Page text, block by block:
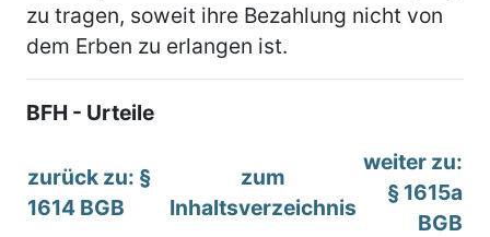
zu tragen, soweit ihre Bezahlung nicht von
dem Erben zu erlangen ist.
BFH - Urteile
zurück zu: §
1614 BGB
zum
Inhaltsverzeichnis
weiter zu:
§ 1615a
BGB